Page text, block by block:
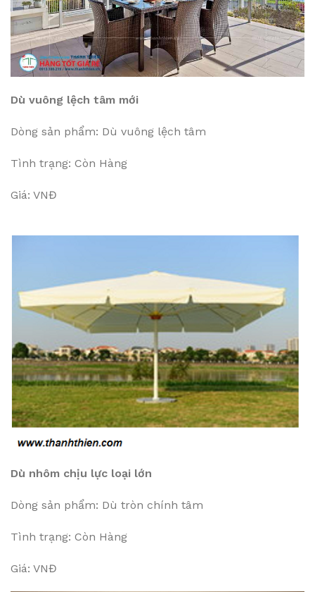
Dù vuông lệch tâm mới
Dòng sản phẩm: Dù vuông lệch tâm
Tình trạng: Còn Hàng
Giá: VNĐ
Dù nhôm chịu lực loại lớn
Dòng sản phẩm: Dù tròn chính tâm
Tình trạng: Còn Hàng
Giá: VNĐ